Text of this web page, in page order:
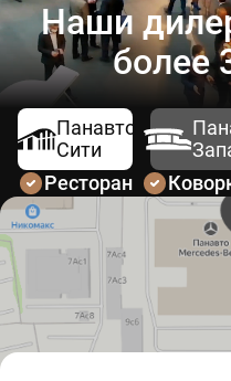
Наши
более
Панавто
Сити
Ресторан